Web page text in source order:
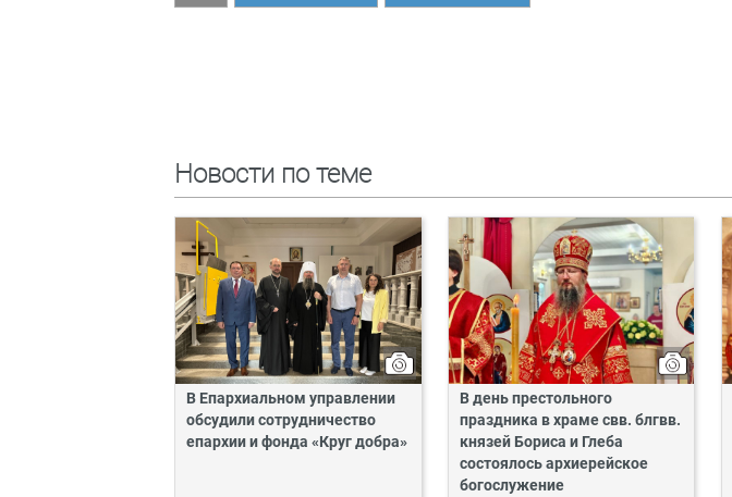
Новости по теме
В Епархиальном управлении
обсудили сотрудничество
епархии и фонда «Круг добра»
В день престольного
праздника в храме свв. блгвв.
князей Бориса и Глеба
состоялось архиерейское
богослужение